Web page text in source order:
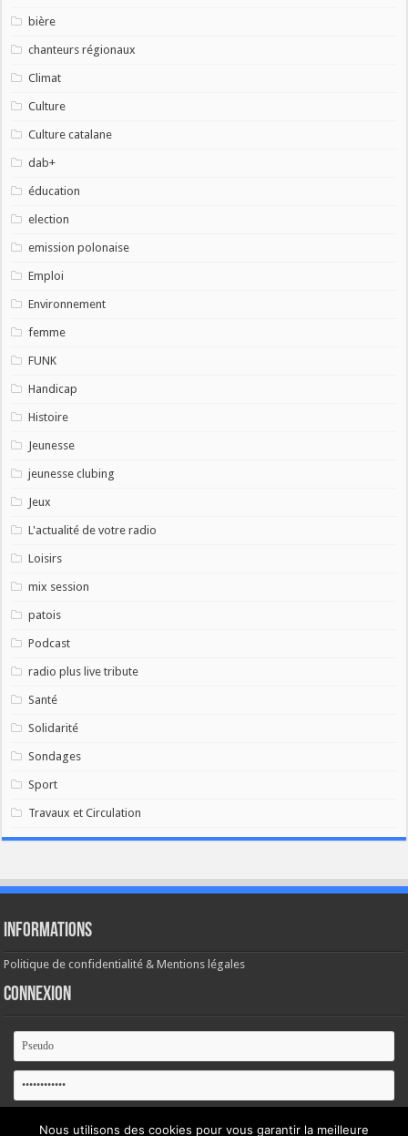
bière
chanteurs régionaux
Climat
Culture
Culture catalane
dab+
éducation
election
emission polonaise
Emploi
Environnement
femme
FUNK
Handicap
Histoire
Jeunesse
jeunesse clubing
Jeux
L'actualité de votre radio
Loisirs
mix session
patois
Podcast
radio plus live tribute
Santé
Solidarité
Sondages
Sport
Travaux et Circulation
Informations
Politique de confidentialité & Mentions légales
Connexion
Se souvenir de moi
Nous utilisons des cookies pour vous garantir la meilleure